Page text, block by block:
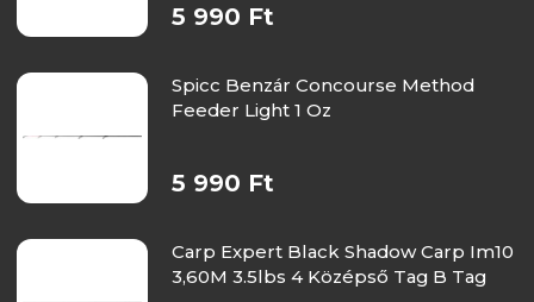
5 990 Ft
Spicc Benzár Concourse Method
Feeder Light 1 Oz
5 990 Ft
Carp Expert Black Shadow Carp Im10
3,60M 3.5lbs 4 Középső Tag B Tag